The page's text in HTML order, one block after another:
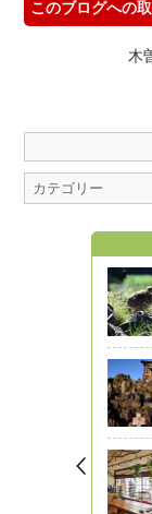
このブログへの
木